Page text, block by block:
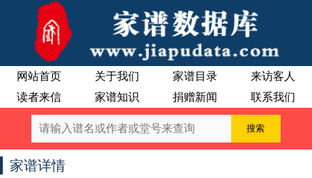
网站首页 关于我们 家谱目录
来访客人
读者来信
家谱知识 捐赠新闻 联系我们
家谱详情